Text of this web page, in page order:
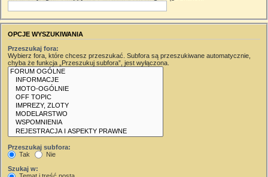
OPCJE WYSZUKIWANIA
Przeszukaj fora:
Wybierz fora, które chcesz przeszukać. Subfora są przeszukiwane automatycznie,
chyba że funkcja „Przeszukuj subfora”, jest wyłączona.
Przeszukaj subfora:
Tak
Nie
Szukaj w: